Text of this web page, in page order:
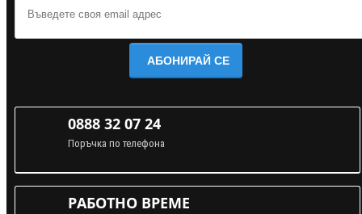
АБОНИРАЙ СЕ
0888 32 07 24
Поръчка по телефона
РАБОТНО ВРЕМЕ